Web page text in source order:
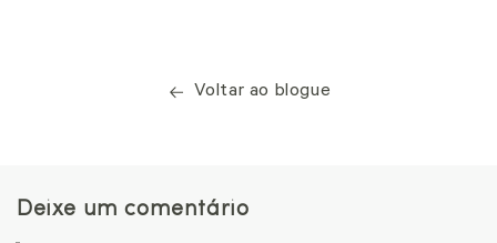
Voltar ao blogue
Deixe um comentário